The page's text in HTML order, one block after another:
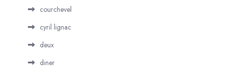
courchevel
cyril lignac
deux
diner